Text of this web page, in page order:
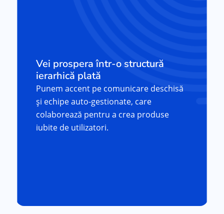
Vei prospera într-o structură
ierarhică plată
Punem accent pe comunicare deschisă
și echipe auto-gestionate, care
colaborează pentru a crea produse
iubite de utilizatori.